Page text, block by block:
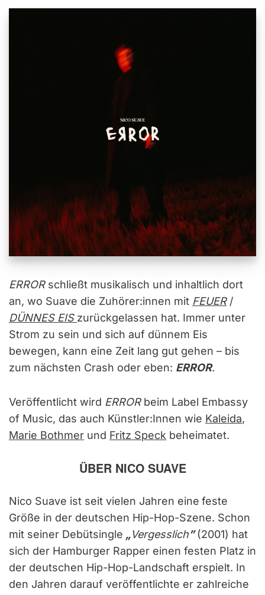
ERRORschließt musikalisch und inhaltlich dort
an, wo Suave die Zuhörer:innen mit FEUER/
DÜNNES EIS zurückgelassen hat. Immer unter
Strom zu sein und sich auf dünnem Eis
bewegen, kann eine Zeit lang gut gehen – bis
zum nächsten Crash oder eben: ERROR.
Veröffentlicht wird ERRORbeim Label Embassy
of Music, das auch Künstler:Innen wie Kaleida,
Marie Bothmer und Fritz Speck beheimatet.
ÜBER NICO SUAVE
Nico Suave ist seit vielen Jahren eine feste
Größe in der deutschen Hip-Hop-Szene. Schon
mit seiner Debütsingle „Vergesslich” (2001) hat
sich der Hamburger Rapper einen festen Platz in
der deutschen Hip-Hop-Landschaft erspielt. In
den Jahren darauf veröffentlichte er zahlreiche